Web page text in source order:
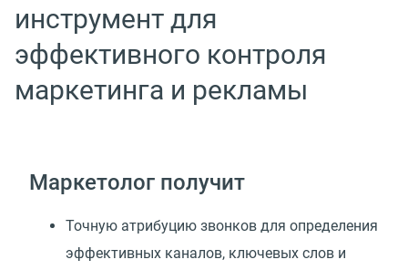
инструмент для
эффективного контроля
маркетинга и рекламы
Маркетолог получит
Точную атрибуцию звонков для определения
эффективных каналов, ключевых слов и